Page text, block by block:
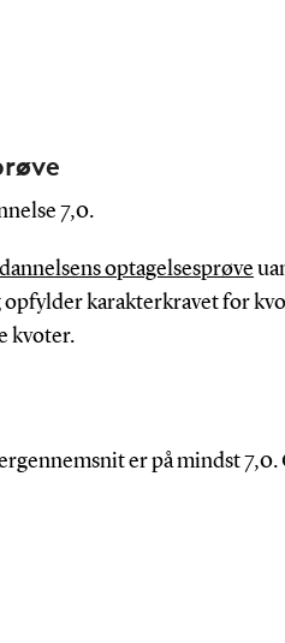
7,0.
optagelsesprøve
karakterkravet for
kvoter.
er på mindst